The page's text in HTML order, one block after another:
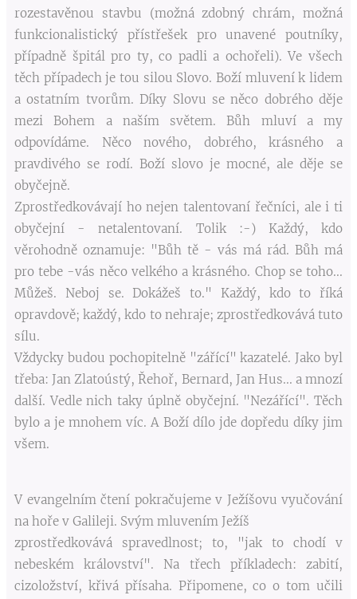
rozestavěnou stavbu (možná zdobný chrám, možná
funkcionalistický přístřešek pro unavené poutníky,
případně špitál pro ty, co padli a ochořeli). Ve všech
těch případech je tou silou Slovo. Boží mluvení k lidem
a ostatním tvorům. Díky Slovu se něco dobrého děje
mezi Bohem a naším světem. Bůh mluví a my
odpovídáme. Něco nového, dobrého, krásného a
pravdivého se rodí. Boží slovo je mocné, ale děje se
obyčejně.
Zprostředkovávají ho nejen talentovaní řečníci, ale i ti
obyčejní - netalentovaní. Tolik :-) Každý, kdo
věrohodně oznamuje: "Bůh tě - vás má rád. Bůh má
pro tebe -vás něco velkého a krásného. Chop se toho...
Můžeš. Neboj se. Dokážeš to." Každý, kdo to říká
opravdově; každý, kdo to nehraje; zprostředkovává tuto
sílu.
Vždycky budou pochopitelně "zářící" kazatelé. Jako byl
třeba: Jan Zlatoústý, Řehoř, Bernard, Jan Hus... a mnozí
další. Vedle nich taky úplně obyčejní. "Nezářící". Těch
bylo a je mnohem víc. A Boží dílo jde dopředu díky jim
všem.
V evangelním čtení pokračujeme v Ježíšovu vyučování
na hoře v Galileji. Svým mluvením Ježíš
zprostředkovává spravedlnost; to, "jak to chodí v
nebeském království". Na třech příkladech: zabití,
cizoložství, křivá přísaha. Připomene, co o tom učili